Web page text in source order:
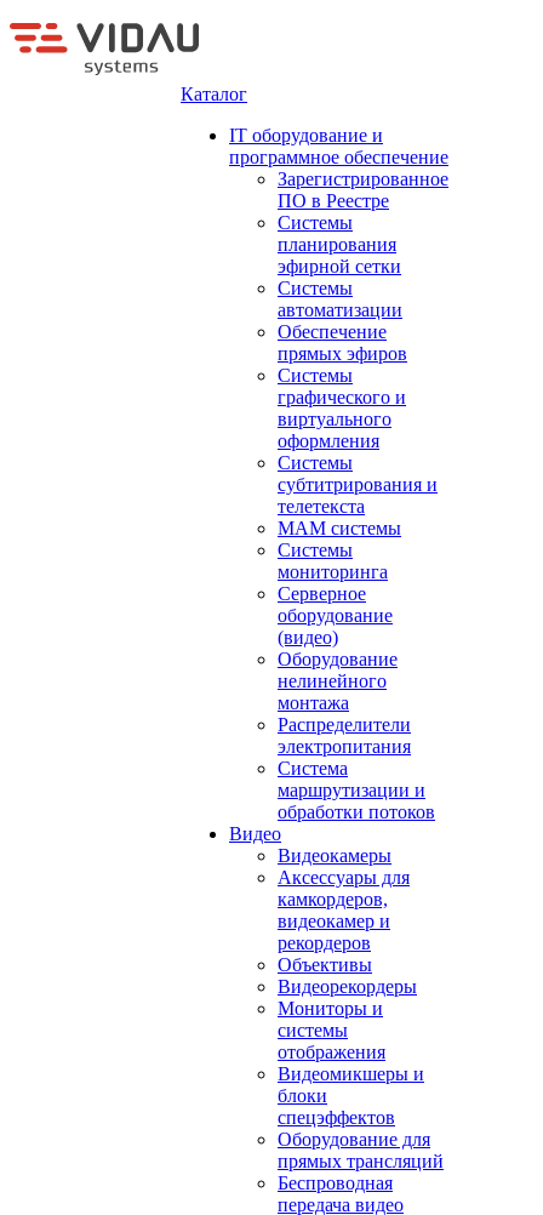
Каталог
IT оборудование и
программное обеспечение
Зарегистрированное
ПО в Реестре
Системы
планирования
эфирной сетки
Системы
автоматизации
Обеспечение
прямых эфиров
Системы
графического и
виртуального
оформления
Системы
субтитрирования и
телетекста
MAM системы
Системы
мониторинга
Серверное
оборудование
(видео)
Оборудование
нелинейного
монтажа
Распределители
электропитания
Система
маршрутизации и
обработки потоков
Видео
Видеокамеры
Аксессуары для
камкордеров,
видеокамер и
рекордеров
Объективы
Видеорекордеры
Мониторы и
системы
отображения
Видеомикшеры и
блоки
спецэффектов
Оборудование для
прямых трансляций
Беспроводная
передача видео